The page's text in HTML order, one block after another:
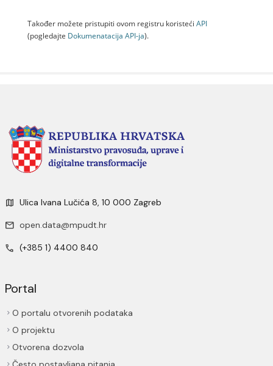
Također možete pristupiti ovom registru koristeći API
(pogledajte Dokumenаtаcijа API-jа).